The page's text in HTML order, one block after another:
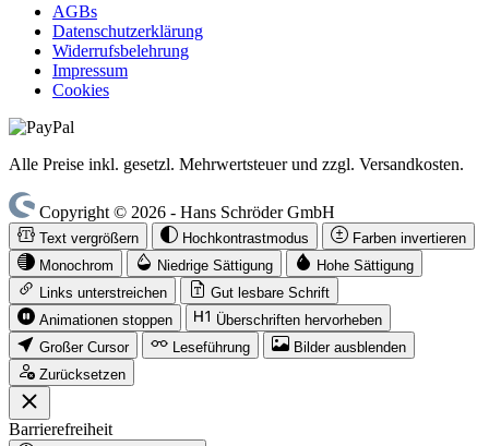
AGBs
Datenschutzerklärung
Widerrufsbelehrung
Impressum
Cookies
Alle Preise inkl. gesetzl. Mehrwertsteuer und zzgl. Versandkosten.
Copyright © 2026 - Hans Schröder GmbH
Text vergrößern Hochkontrastmodus
Farben invertieren
Monochrom
Niedrige Sättigung
Hohe Sättigung
Links unterstreichen
Gut lesbare Schrift
Animationen stoppen
Überschriften hervorheben
Großer Cursor
Leseführung
Bilder ausblenden
Zurücksetzen
Barrierefreiheit